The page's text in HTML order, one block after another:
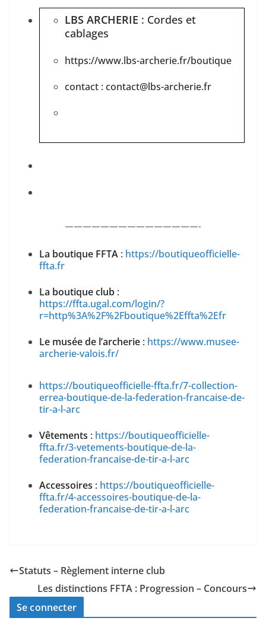
LBS ARCHERIE : Cordes et
cablages
https://www.lbs-archerie.fr/boutique
contact : contact@lbs-archerie.fr
———————————————-
La boutique FFTA : https://boutiqueofficielle-
ffta.fr
La boutique club :
https://ffta.ugal.com/login/?
r=http%3A%2F%2Fboutique%2Effta%2Efr
Le musée de l’archerie : https://www.musee-
archerie-valois.fr/
https://boutiqueofficielle-ffta.fr/7-collection-
errea-boutique-de-la-federation-francaise-de-
tir-a-l-arc
Vêtements : https://boutiqueofficielle-
ffta.fr/3-vetements-boutique-de-la-
federation-francaise-de-tir-a-l-arc
Accessoires : https://boutiqueofficielle-
ffta.fr/4-accessoires-boutique-de-la-
federation-francaise-de-tir-a-l-arc
Statuts – Règlement interne club
Les distinctions FFTA : Progression – Concours
Se connecter